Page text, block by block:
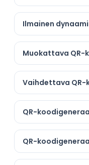
Ilmainen
Muokattava
Vaihdettava
QR-
QR-